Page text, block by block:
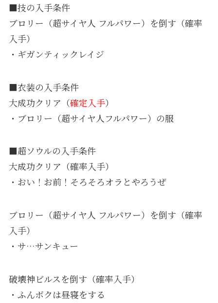
■技の入手条件
ブロリー（超サイヤ人 フルパワー）を倒す（確率
入手）
・ギガンティックレイジ
■衣装の入手条件
大成功クリア（確定入手）
・ブロリー（超サイヤ人フルパワー）の服
■超ソウルの入手条件
大成功クリア（確率入手）
・おい！お前！そろそろオラとやろうぜ
ブロリー（超サイヤ人 フルパワー）を倒す（確率
入手）
・サ…サンキュー
破壊神ビルスを倒す（確率入手）
・ふんボクは昼寝をする